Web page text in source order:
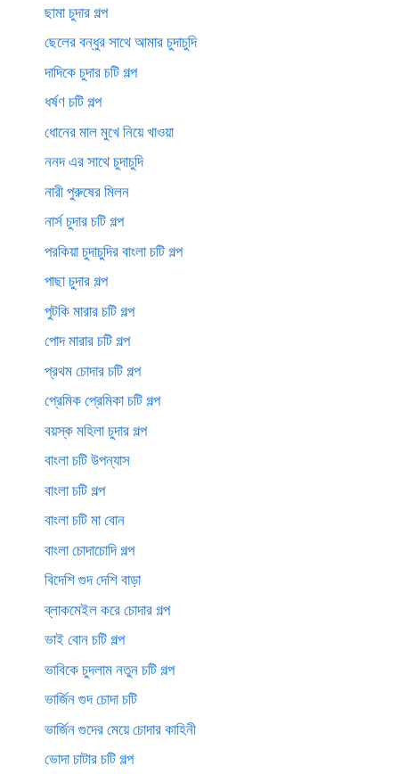
ছামা চুদার গল্প
ছেলের বন্ধুর সাথে আমার চুদাচুদি
দাদিকে চুদার চটি গল্প
ধর্ষণ চটি গল্প
ধোনের মাল মুখে নিয়ে খাওয়া
ননদ এর সাথে চুদাচুদি
নারী পুরুষের মিলন
নার্স চুদার চটি গল্প
পরকিয়া চুদাচুদির বাংলা চটি গল্প
পাছা চুদার গল্প
পুটকি মারার চটি গল্প
পোদ মারার চটি গল্প
প্রথম চোদার চটি গল্প
প্রেমিক প্রেমিকা চটি গল্প
বয়স্ক মহিলা চুদার গল্প
বাংলা চটি উপন্যাস
বাংলা চটি গল্প
বাংলা চটি মা বোন
বাংলা চোদাচোদি গল্প
বিদেশি গুদ দেশি বাড়া
ব্লাকমেইল করে চোদার গল্প
ভাই বোন চটি গল্প
ভাবিকে চুদলাম নতুন চটি গল্প
ভার্জিন গুদ চোদা চটি
ভার্জিন গুদের মেয়ে চোদার কাহিনী
ভোদা চাটার চটি গল্প